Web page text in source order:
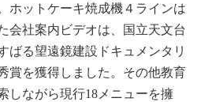
ホットケーキ焼成機４ラインは
会社案内ビデオは、国立天文台
ばる望遠鏡建設ドキュメンタリ
賞を獲得しました。その他教育
しながら現行18メニューを擁